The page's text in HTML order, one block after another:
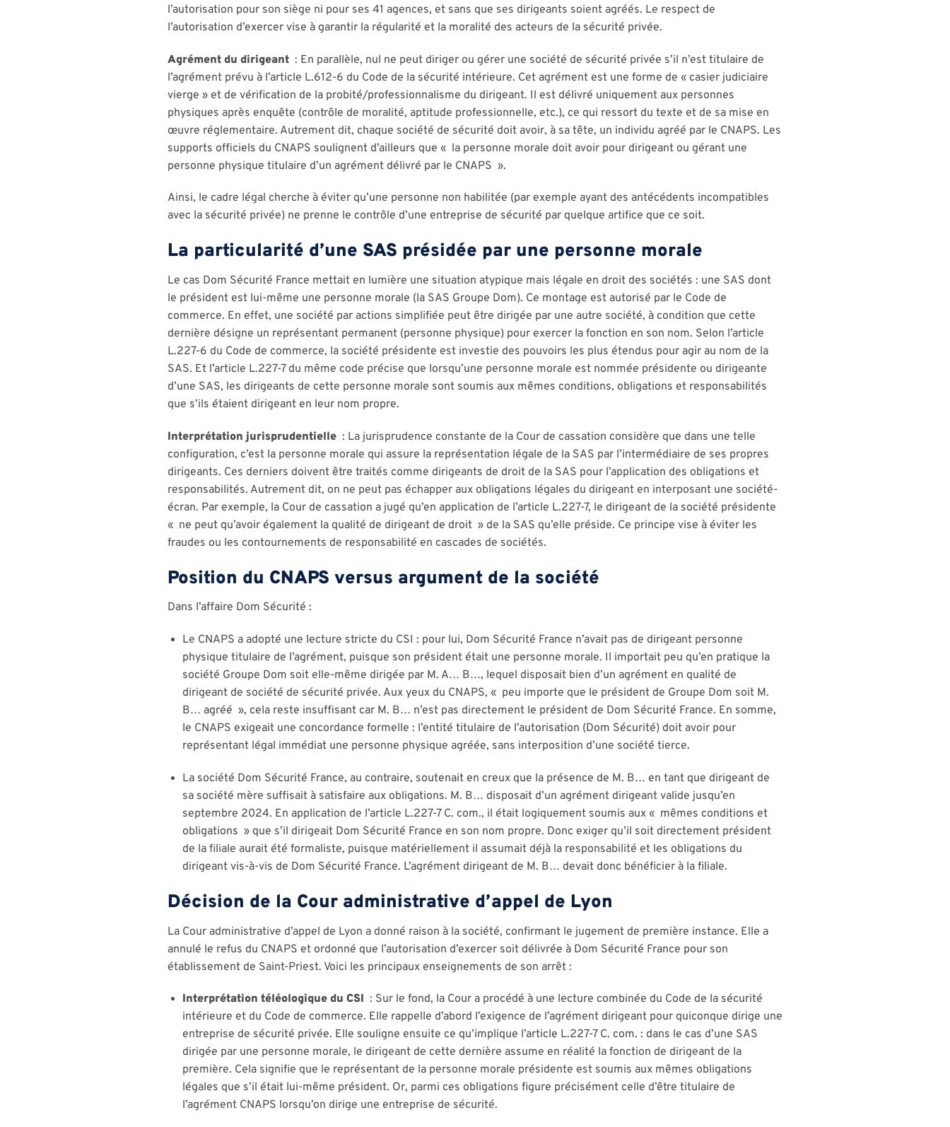
l’autorisation pour son siège ni pour ses 41 agences, et sans que ses dirigeants soient agréés. Le respect de
l’autorisation d’exercer vise à garantir la régularité et la moralité des acteurs de la sécurité privée.
Agrément du dirigeant : En parallèle, nul ne peut diriger ou gérer une société de sécurité privée s’il n’est titulaire de
l’agrément prévu à l’article L.612-6 du Code de la sécurité intérieure. Cet agrément est une forme de « casier judiciaire
vierge » et de vérification de la probité/professionnalisme du dirigeant. Il est délivré uniquement aux personnes
physiques après enquête (contrôle de moralité, aptitude professionnelle, etc.), ce qui ressort du texte et de sa mise en
œuvre réglementaire. Autrement dit, chaque société de sécurité doit avoir, à sa tête, un individu agréé par le CNAPS. Les
supports officiels du CNAPS soulignent d’ailleurs que « la personne morale doit avoir pour dirigeant ou gérant une
personne physique titulaire d’un agrément délivré par le CNAPS ».
Ainsi, le cadre légal cherche à éviter qu’une personne non habilitée (par exemple ayant des antécédents incompatibles
avec la sécurité privée) ne prenne le contrôle d’une entreprise de sécurité par quelque artifice que ce soit.
La particularité d’une SAS présidée par une personne morale
Le cas Dom Sécurité France mettait en lumière une situation atypique mais légale en droit des sociétés : une SAS dont
le président est lui-même une personne morale (la SAS Groupe Dom). Ce montage est autorisé par le Code de
commerce. En effet, une société par actions simplifiée peut être dirigée par une autre société, à condition que cette
dernière désigne un représentant permanent (personne physique) pour exercer la fonction en son nom. Selon l’article
L.227-6 du Code de commerce, la société présidente est investie des pouvoirs les plus étendus pour agir au nom de la
SAS. Et l’article L.227-7 du même code précise que lorsqu’une personne morale est nommée présidente ou dirigeante
d’une SAS, les dirigeants de cette personne morale sont soumis aux mêmes conditions, obligations et responsabilités
que s’ils étaient dirigeant en leur nom propre.
Interprétation jurisprudentielle : La jurisprudence constante de la Cour de cassation considère que dans une telle
configuration, c’est la personne morale qui assure la représentation légale de la SAS par l’intermédiaire de ses propres
dirigeants. Ces derniers doivent être traités comme dirigeants de droit de la SAS pour l’application des obligations et
responsabilités. Autrement dit, on ne peut pas échapper aux obligations légales du dirigeant en interposant une société-
écran. Par exemple, la Cour de cassation a jugé qu’en application de l’article L.227-7, le dirigeant de la société présidente
« ne peut qu’avoir également la qualité de dirigeant de droit » de la SAS qu’elle préside. Ce principe vise à éviter les
fraudes ou les contournements de responsabilité en cascades de sociétés.
Position du CNAPS versus argument de la société
Dans l’affaire Dom Sécurité :
Le CNAPS a adopté une lecture stricte du CSI : pour lui, Dom Sécurité France n’avait pas de dirigeant personne
physique titulaire de l’agrément, puisque son président était une personne morale. Il importait peu qu’en pratique la
société Groupe Dom soit elle-même dirigée par M. A… B…, lequel disposait bien d’un agrément en qualité de
dirigeant de société de sécurité privée. Aux yeux du CNAPS, « peu importe que le président de Groupe Dom soit M.
B… agréé », cela reste insuffisant car M. B… n’est pas directement le président de Dom Sécurité France. En somme,
le CNAPS exigeait une concordance formelle : l’entité titulaire de l’autorisation (Dom Sécurité) doit avoir pour
représentant légal immédiat une personne physique agréée, sans interposition d’une société tierce.
La société Dom Sécurité France, au contraire, soutenait en creux que la présence de M. B… en tant que dirigeant de
sa société mère suffisait à satisfaire aux obligations. M. B… disposait d’un agrément dirigeant valide jusqu’en
septembre 2024. En application de l’article L.227-7 C. com., il était logiquement soumis aux « mêmes conditions et
obligations » que s’il dirigeait Dom Sécurité France en son nom propre. Donc exiger qu’il soit directement président
de la filiale aurait été formaliste, puisque matériellement il assumait déjà la responsabilité et les obligations du
dirigeant vis-à-vis de Dom Sécurité France. L’agrément dirigeant de M. B… devait donc bénéficier à la filiale.
Décision de la Cour administrative d’appel de Lyon
La Cour administrative d’appel de Lyon a donné raison à la société, confirmant le jugement de première instance. Elle a
annulé le refus du CNAPS et ordonné que l’autorisation d’exercer soit délivrée à Dom Sécurité France pour son
établissement de Saint-Priest. Voici les principaux enseignements de son arrêt :
Interprétation téléologique du CSI : Sur le fond, la Cour a procédé à une lecture combinée du Code de la sécurité
intérieure et du Code de commerce. Elle rappelle d’abord l’exigence de l’agrément dirigeant pour quiconque dirige une
entreprise de sécurité privée. Elle souligne ensuite ce qu’implique l’article L.227-7 C. com. : dans le cas d’une SAS
dirigée par une personne morale, le dirigeant de cette dernière assume en réalité la fonction de dirigeant de la
première. Cela signifie que le représentant de la personne morale présidente est soumis aux mêmes obligations
légales que s’il était lui-même président. Or, parmi ces obligations figure précisément celle d’être titulaire de
l’agrément CNAPS lorsqu’on dirige une entreprise de sécurité.